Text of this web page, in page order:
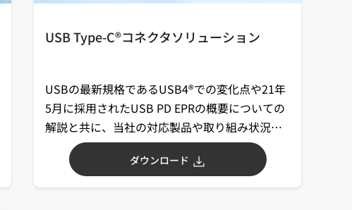
USB Type-C®コネクタソリューション
USBの最新規格であるUSB4®での変化点や21年
5月に採用されたUSB PD EPRの概要についての
解説と共に、当社の対応製品や取り組み状況に
ついて、ご紹介します。
ダウンロード